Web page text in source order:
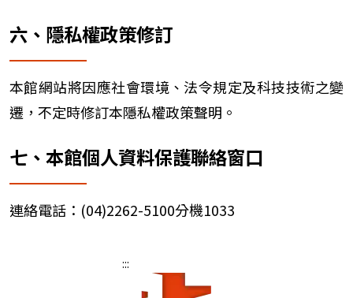
六、隱私權政策修訂
本館網站將因應社會環境、法令規定及科技技術之變
遷，不定時修訂本隱私權政策聲明。
七、本館個人資料保護聯絡窗口
連絡電話：(04)2262-5100分機1033
:::